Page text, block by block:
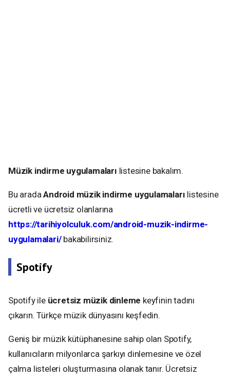
Müzik indirme uygulamaları listesine bakalım.
Bu aradaAndroid müzik indirme uygulamaları listesine
ücretli ve ücretsiz olanlarına
https://tarihiyolculuk.com/android-muzik-indirme-
uygulamalari/ bakabilirsiniz.
Spotify
Spotify ileücretsiz müzik dinleme keyfinin tadını
çıkarın. Türkçe müzik dünyasını keşfedin.
Geniş bir müzik kütüphanesine sahip olan Spotify,
kullanıcıların milyonlarca şarkıyı dinlemesine ve özel
çalma listeleri oluşturmasına olanak tanır. Ücretsiz